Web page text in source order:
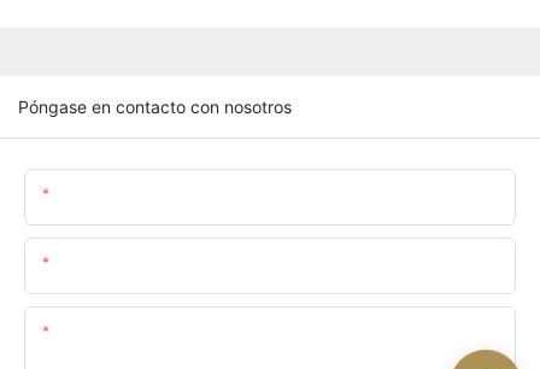
Póngase en contacto con nosotros